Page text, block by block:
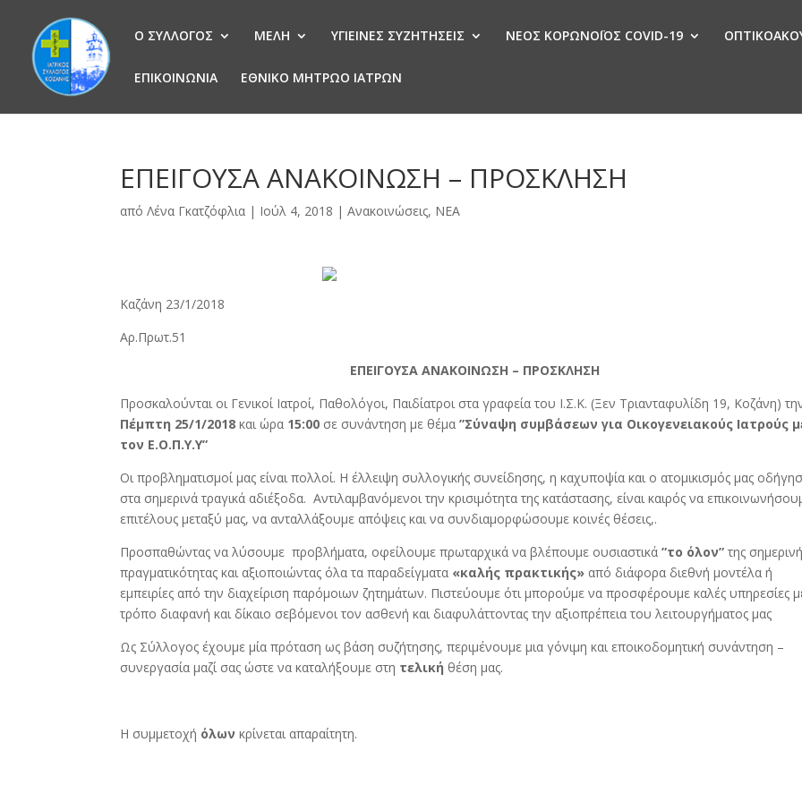
Ο ΣΥΛΛΟΓΟΣ ΜΕΛΗ ΥΓΙΕΙΝΕΣ ΣΥΖΗΤΗΣΕΙΣ ΝΕΟΣ ΚΟΡΩΝΟΪΟΣ COVID-19
ΕΠΙΚΟΙΝΩΝΙΑ ΕΘΝΙΚΟ ΜΗΤΡΩΟ ΙΑΤΡΩΝ
ΕΠΕΙΓΟΥΣΑ ΑΝΑΚΟΙΝΩΣΗ – ΠΡΟΣΚΛΗΣΗ
απόΛένα Γκατζόφλια | Ιούλ 4, 2018 |Ανακοινώσεις, ΝΕΑ
Καζάνη 23/1/2018
Αρ.Πρωτ.51
ΕΠΕΙΓΟΥΣΑ ΑΝΑΚΟΙΝΩΣΗ – ΠΡΟΣΚΛΗΣΗ
Προσκαλούνται οι Γενικοί Ιατροί, Παθολόγοι, Παιδίατροι στα γραφεία του Ι.Σ.Κ. (Ξεν Τριανταφυλίδη 19, Κοζάνη)
Πέμπτη 25/1/2018 και ώρα 15:00 σε συνάντηση με θέμα”Σύναψη συμβάσεων για Οικογενειακούς Ιατρούς
τον Ε.Ο.Π.Υ.Υ”
Οι προβληματισμοί μας είναι πολλοί. Η έλλειψη συλλογικής συνείδησης, η καχυποψία και ο ατομικισμός μας
στα σημερινά τραγικά αδιέξοδα. Αντιλαμβανόμενοι την κρισιμότητα της κατάστασης, είναι καιρός να
επιτέλους μεταξύ μας, να ανταλλάξουμε απόψεις και να συνδιαμορφώσουμε κοινές θέσεις,.
Προσπαθώντας να λύσουμε προβλήματα, οφείλουμε πρωταρχικά να βλέπουμε ουσιαστικά”το όλον” της
πραγματικότητας και αξιοποιώντας όλα τα παραδείγματα «καλής πρακτικής» από διάφορα διεθνή μοντέλα ή
εμπειρίες από την διαχείριση παρόμοιων ζητημάτων. Πιστεύουμε ότι μπορούμε να προσφέρουμε καλές υπηρεσίες
τρόπο διαφανή και δίκαιο σεβόμενοι τον ασθενή και διαφυλάττοντας την αξιοπρέπεια του λειτουργήματος μας
Ως Σύλλογος έχουμε μία πρόταση ως βάση συζήτησης, περιμένουμε μια γόνιμη και εποικοδομητική συνάντηση –
συνεργασία μαζί σας ώστε να καταλήξουμε στη τελική θέση μας.
Η συμμετοχή όλων κρίνεται απαραίτητη.